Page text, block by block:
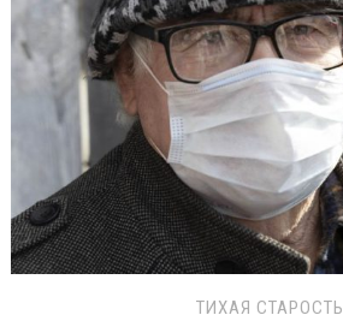
ТИХАЯ СТАРОСТЬ